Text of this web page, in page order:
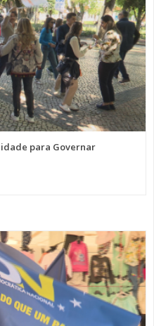
para Governar